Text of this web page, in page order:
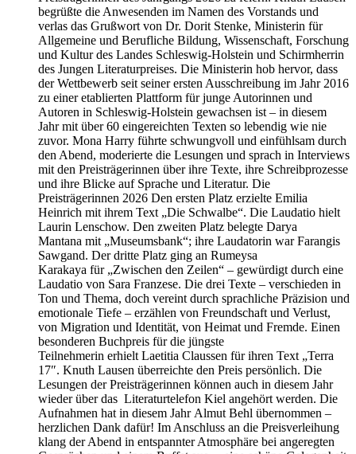
begrüßte die Anwesenden im Namen des Vorstands und
verlas das Grußwort von Dr. Dorit Stenke, Ministerin für
Allgemeine und Berufliche Bildung, Wissenschaft, Forschung
und Kultur des Landes Schleswig-Holstein und Schirmherrin
des Jungen Literaturpreises. Die Ministerin hob hervor, dass
der Wettbewerb seit seiner ersten Ausschreibung im Jahr 2016
zu einer etablierten Plattform für junge Autorinnen und
Autoren in Schleswig-Holstein gewachsen ist – in diesem
Jahr mit über 60 eingereichten Texten so lebendig wie nie
zuvor. Mona Harry führte schwungvoll und einfühlsam durch
den Abend, moderierte die Lesungen und sprach in Interviews
mit den Preisträgerinnen über ihre Texte, ihre Schreibprozesse
und ihre Blicke auf Sprache und Literatur. Die
Preisträgerinnen 2026 Den ersten Platz erzielte Emilia
Heinrich mit ihrem Text „Die Schwalbe“. Die Laudatio hielt
Laurin Lenschow. Den zweiten Platz belegte Darya
Mantana mit „Museumsbank“; ihre Laudatorin war Farangis
Sawgand. Der dritte Platz ging an Rumeysa
Karakaya für „Zwischen den Zeilen“ – gewürdigt durch eine
Laudatio von Sara Franzese. Die drei Texte – verschieden in
Ton und Thema, doch vereint durch sprachliche Präzision und
emotionale Tiefe – erzählen von Freundschaft und Verlust,
von Migration und Identität, von Heimat und Fremde. Einen
besonderen Buchpreis für die jüngste
Teilnehmerin erhielt Laetitia Claussen für ihren Text „Terra
17″. Knuth Lausen überreichte den Preis persönlich. Die
Lesungen der Preisträgerinnen können auch in diesem Jahr
wieder über das Literaturtelefon Kiel angehört werden. Die
Aufnahmen hat in diesem Jahr Almut Behl übernommen –
herzlichen Dank dafür! Im Anschluss an die Preisverleihung
klang der Abend in entspannter Atmosphäre bei angeregten